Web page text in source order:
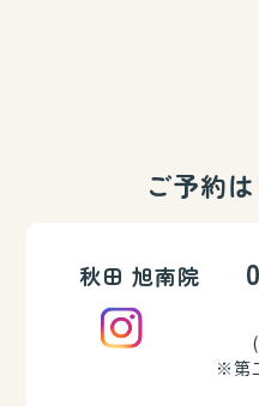
ご予約
秋田 旭南院
※第